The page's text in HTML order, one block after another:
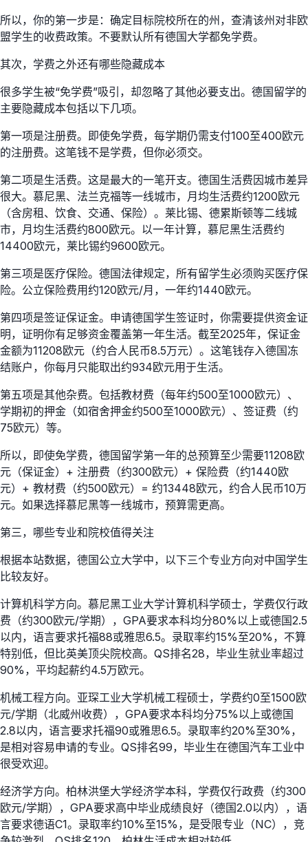
所以，你的第一步是：确定目标院校所在的州，查清该州对非欧
盟学生的收费政策。不要默认所有德国大学都免学费。
其次，学费之外还有哪些隐藏成本
很多学生被“免学费”吸引，却忽略了其他必要支出。德国留学的
主要隐藏成本包括以下几项。
第一项是注册费。即使免学费，每学期仍需支付100至400欧元
的注册费。这笔钱不是学费，但你必须交。
第二项是生活费。这是最大的一笔开支。德国生活费因城市差异
很大。慕尼黑、法兰克福等一线城市，月均生活费约1200欧元
（含房租、饮食、交通、保险）。莱比锡、德累斯顿等二线城
市，月均生活费约800欧元。以一年计算，慕尼黑生活费约
14400欧元，莱比锡约9600欧元。
第三项是医疗保险。德国法律规定，所有留学生必须购买医疗保
险。公立保险费用约120欧元/月，一年约1440欧元。
第四项是签证保证金。申请德国学生签证时，你需要提供资金证
明，证明你有足够资金覆盖第一年生活。截至2025年，保证金
金额为11208欧元（约合人民币8.5万元）。这笔钱存入德国冻
结账户，你每月只能取出约934欧元用于生活。
第五项是其他杂费。包括教材费（每年约500至1000欧元）、
学期初的押金（如宿舍押金约500至1000欧元）、签证费（约
75欧元）等。
所以，即使免学费，德国留学第一年的总预算至少需要11208欧
元（保证金）+ 注册费（约300欧元）+ 保险费（约1440欧
元）+ 教材费（约500欧元）= 约13448欧元，约合人民币10万
元。如果选择慕尼黑等一线城市，预算需更高。
第三，哪些专业和院校值得关注
根据本站数据，德国公立大学中，以下三个专业方向对中国学生
比较友好。
计算机科学方向。慕尼黑工业大学计算机科学硕士，学费仅行政
费（约300欧元/学期），GPA要求本科均分80%以上或德国2.5
以内，语言要求托福88或雅思6.5。录取率约15%至20%，不算
特别低，但比英美顶尖院校高。QS排名28，毕业生就业率超过
90%，平均起薪约4.5万欧元。
机械工程方向。亚琛工业大学机械工程硕士，学费约0至1500欧
元/学期（北威州收费），GPA要求本科均分75%以上或德国
2.8以内，语言要求托福90或雅思6.5。录取率约20%至30%，
是相对容易申请的专业。QS排名99，毕业生在德国汽车工业中
很受欢迎。
经济学方向。柏林洪堡大学经济学本科，学费仅行政费（约300
欧元/学期），GPA要求高中毕业成绩良好（德国2.0以内），语
言要求德语C1。录取率约10%至15%，是受限专业（NC），竞